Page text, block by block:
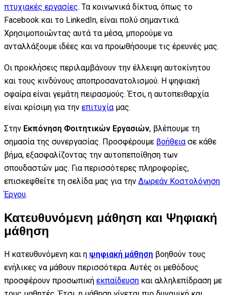
πτυχιακές εργασίες. Τα κοινωνικά δίκτυα, όπως το
Facebook και το LinkedIn, είναι πολύ σημαντικά.
Χρησιμοποιώντας αυτά τα μέσα, μπορούμε να
ανταλλάξουμε ιδέες και να προωθήσουμε τις έρευνές μας.
Οι προκλήσεις περιλαμβάνουν την έλλειψη αυτοκίνητου
και τους κινδύνους αποπροσανατολισμού. Η ψηφιακή
σφαίρα είναι γεμάτη πειρασμούς. Έτσι, η αυτοπειθαρχία
είναι κρίσιμη για την επιτυχίαμας.
Στην Εκπόνηση Φοιτητικών Εργασιών, βλέπουμε τη
σημασία της συνεργασίας. Προσφέρουμε βοήθειασε κάθε
βήμα, εξασφαλίζοντας την αυτοπεποίθηση των
σπουδαστών μας. Για περισσότερες πληροφορίες,
επισκεφθείτε τη σελίδα μας για την Δωρεάν Κοστολόγηση
Έργου.
Κατευθυνόμενη μάθηση και Ψηφιακή
μάθηση
Η κατευθυνόμενη και η ψηφιακή μάθηση βοηθούν τους
ενήλικες να μάθουν περισσότερα. Αυτές οι μεθόδους
προσφέρουν προσωπική εκπαίδευση και αλληλεπίδραση με